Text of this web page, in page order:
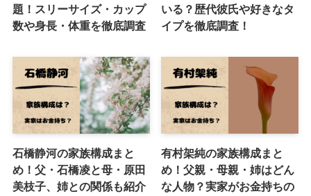
題！スリーサイズ・カップ
数や身長・体重を徹底調査
いる？歴代彼氏や好きなタ
イプを徹底調査！
石橋静河の家族構成まと
め！父・石橋凌と母・原田
美枝子、姉との関係も紹介
有村架純の家族構成まと
め！父親・母親・姉はどん
な人物？実家がお金持ちの